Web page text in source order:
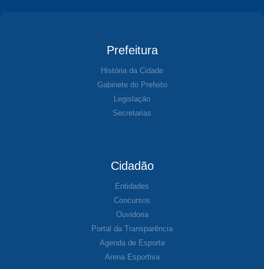
Prefeitura
História da Cidade
Gabinete do Prefeito
Legislação
Secretarias
Cidadão
Entidades
Concursos
Ouvidoria
Portal da Transparência
Agenda de Esporte
Arena Esportiva